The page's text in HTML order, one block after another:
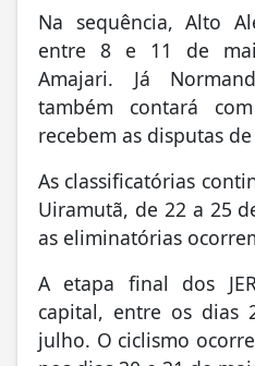
Na sequência, Alto
entre 8 e 11 de
Amajari. Já
também contará
recebem as disputas
As classificatórias
Uiramutã, de 22 a 25
as eliminatórias
A etapa final dos
capital, entre os dias
julho. O ciclismo